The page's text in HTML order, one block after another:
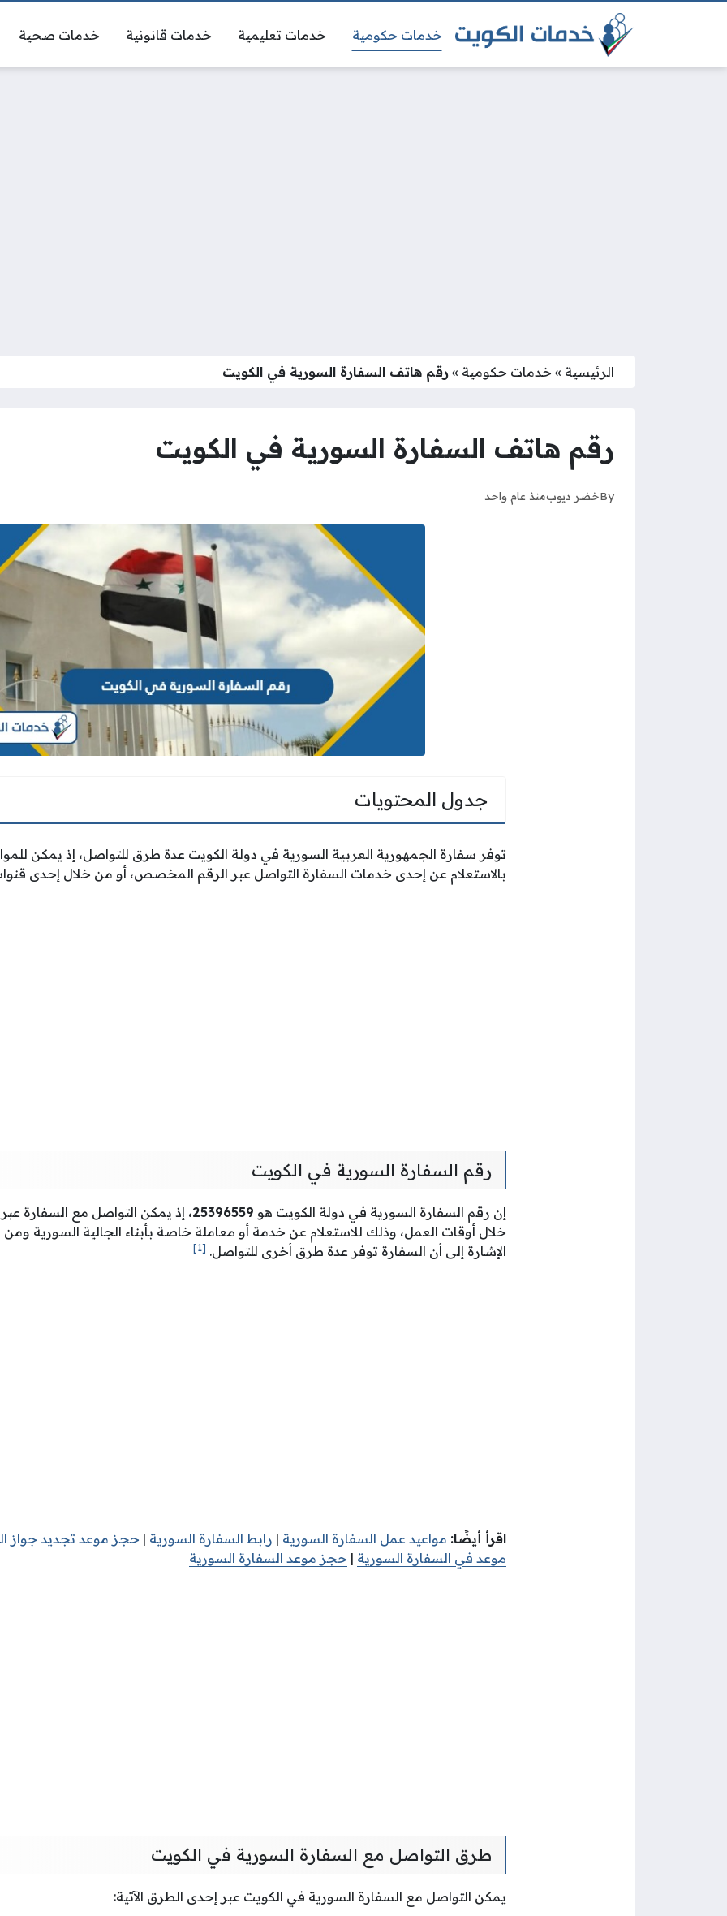
خدمات حكومية خدمات تعليمية خدمات قانونية خدمات صحية
الرئيسية » خدمات حكومية »رقم هاتف السفارة السورية في الكويت
رقم هاتف السفارة السورية في الكويت
Byخضر ديوبمنذ عام واحد
جدول المحتويات
توفر سفارة الجمهورية العربية السورية في دولة الكويت عدة طرق للتواصل، إذ يمكن
بالاستعلام عن إحدى خدمات السفارة التواصل عبر الرقم المخصص، أو من خلال إحدى
رقم السفارة السورية في الكويت
إن رقم السفارة السورية في دولة الكويت هو 25396559، إذ يمكن التواصل مع السفارة
خلال أوقات العمل، وذلك للاستعلام عن خدمة أو معاملة خاصة بأبناء الجالية السورية
الإشارة إلى أن السفارة توفر عدة طرق أخرى للتواصل. [1]
اقرأ أيضًا: مواعيد عمل السفارة السورية | رابط السفارة السورية | حجز موعد تجديد جواز
موعد في السفارة السورية | حجز موعد السفارة السورية
طرق التواصل مع السفارة السورية في الكويت
يمكن التواصل مع السفارة السورية في الكويت عبر إحدى الطرق الآتية: